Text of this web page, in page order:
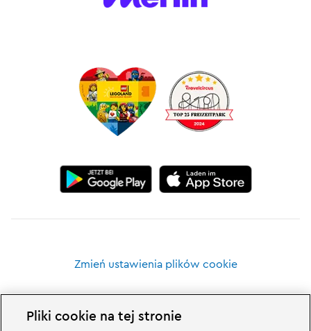
Zmień ustawienia plików cookie
Pliki cookie na tej stronie